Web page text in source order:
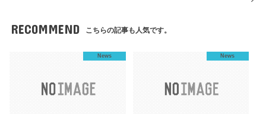
RECOMMEND こちらの記事も人気です。
News News